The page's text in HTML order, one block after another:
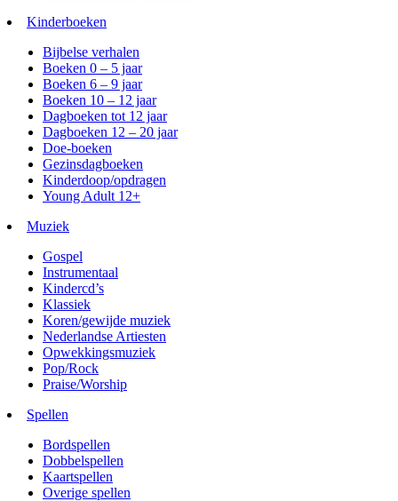
Kinderboeken
Bijbelse verhalen
Boeken 0 – 5 jaar
Boeken 6 – 9 jaar
Boeken 10 – 12 jaar
Dagboeken tot 12 jaar
Dagboeken 12 – 20 jaar
Doe-boeken
Gezinsdagboeken
Kinderdoop/opdragen
Young Adult 12+
Muziek
Gospel
Instrumentaal
Kindercd’s
Klassiek
Koren/gewijde muziek
Nederlandse Artiesten
Opwekkingsmuziek
Pop/Rock
Praise/Worship
Spellen
Bordspellen
Dobbelspellen
Kaartspellen
Overige spellen